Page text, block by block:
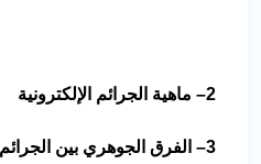
2
– ماهية الجرائم الإلكترونية
3
– الفرق الجوهري بين